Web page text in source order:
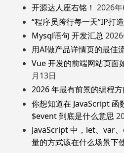
开源达人座右铭！ 2026
“程序员跨行每一天”IP打
Mysql语句 开发汇总
用AI做产品详情页的最佳
Vue 开发的前端网站页面
月13日
2026 年最有前景的编程方
你想知道在 JavaScript 函
$event 到底是什么意思
JavaScript 中，let、var
量的方式该在什么场景下